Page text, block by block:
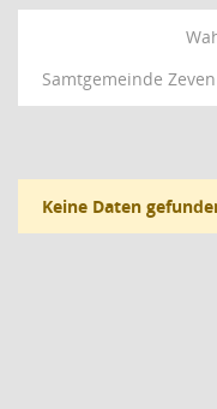
Samtgemeinde Zeven
Keine Daten